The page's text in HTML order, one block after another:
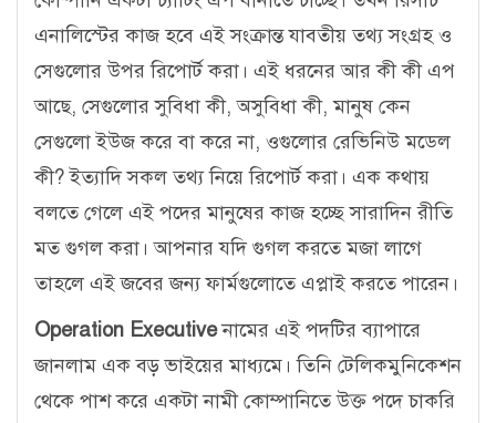
এনালিস্টের কাজ হবে এই সংক্রান্ত যাবতীয় তথ্য সংগ্রহ ও
সেগুলোর উপর রিপোর্ট করা। এই ধরনের আর কী কী এপ
আছে, সেগুলোর সুবিধা কী, অসুবিধা কী, মানুষ কেন
সেগুলো ইউজ করে বা করে না, ওগুলোর রেভিনিউ মডেল
কী? ইত্যাদি সকল তথ্য নিয়ে রিপোর্ট করা। এক কথায়
বলতে গেলে এই পদের মানুষের কাজ হচ্ছে সারাদিন রীতি
মত গুগল করা। আপনার যদি গুগল করতে মজা লাগে
তাহলে এই জবের জন্য ফার্মগুলোতে এপ্লাই করতে পারেন।
Operation Executiveনামের এই পদটির ব্যাপারে
জানলাম এক বড় ভাইয়ের মাধ্যমে। তিনি টেলিকমুনিকেশন
থেকে পাশ করে একটা নামী কোম্পানিতে উক্ত পদে চাকরি